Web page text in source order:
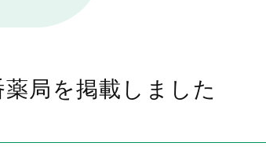
局を掲載しました